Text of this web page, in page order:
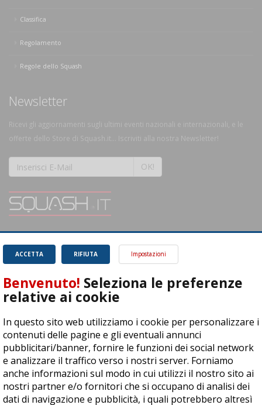
Classifica
Regolamento
Regole dello Squash
Newsletter
Ricevi gli aggiornamenti sugli ultimi eventi nazionali e internazionali, e le
offerte dello Store di Squash.it... Iscriviti alla nostra Newsletter!
OK!
magnifico sport.
Leggi
RIFIUTA
ACCETTA Impostazioni
Benvenuto! Seleziona le preferenze
relative ai cookie
In questo sito web utilizziamo i cookie per personalizzare i
contenuti delle pagine e gli eventuali annunci
pubblicitari/banner, fornire le funzioni dei social network
e analizzare il traffico verso i nostri server. Forniamo
anche informazioni sul modo in cui utilizzi il nostro sito ai
nostri partner e/o fornitori che si occupano di analisi dei
dati di navigazione e pubblicità, i quali potrebbero altresì
ASD Let's Sport - Via T. Olivelli 3, 25014 Castenedolo (BS) - P. Iva:
04278030988
© Copyright 2015 | All Rights Reserved - Powered byDynDevice
Privacy Policy Cookie Policy Accessibilità Sitemap